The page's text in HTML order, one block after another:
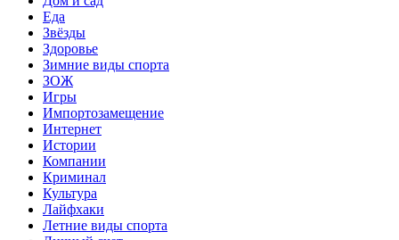
Еда
Звёзды
Здоровье
Зимние виды спорта
ЗОЖ
Игры
Импортозамещение
Интернет
Истории
Компании
Криминал
Культура
Лайфхаки
Летние виды спорта